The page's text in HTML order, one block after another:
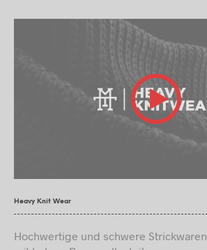
Heavy Knit Wear
Hochwertige und schwere Strickwaren